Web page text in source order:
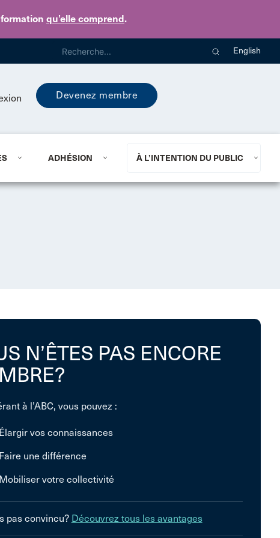
qu’elle comprend.
English
Devenez membre
ADHÉSION À L’INTENTION DU PUBLIC
N’ÊTES PAS ENCORE
à l’ABC, vous pouvez :
Élargir vos connaissances
Faire une différence
Mobiliser votre collectivité
pas convincu? Découvrez tous les avantages